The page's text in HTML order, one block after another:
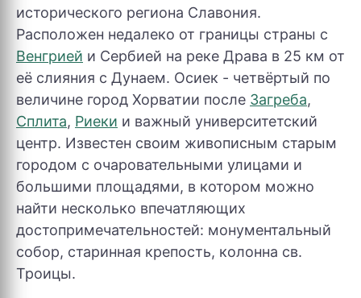
исторического региона Славония.
Расположен недалеко от границы страны с
Венгрией и Сербией на реке Драва в 25 км от
её слияния с Дунаем. Осиек - четвёртый по
величине город Хорватии после Загреба,
Сплита, Риеки и важный университетский
центр. Известен своим живописным старым
городом с очаровательными улицами и
большими площадями, в котором можно
найти несколько впечатляющих
достопримечательностей: монументальный
собор, старинная крепость, колонна св.
Троицы.